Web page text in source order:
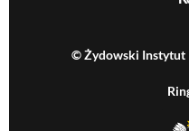
© Żydowski Instytut